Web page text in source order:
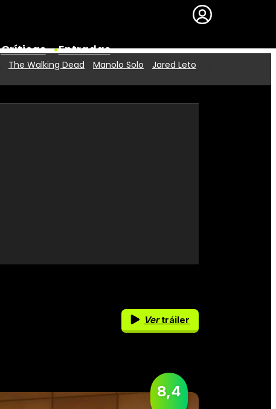
Críticas Entradas
Premios
The Walking Dead Manolo Solo Jared Leto
Vertráiler
8,4